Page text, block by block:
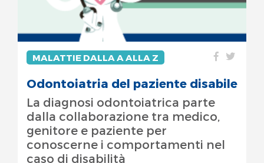
MALATTIE DALLA A ALLA Z
Odontoiatria del paziente disabile
La diagnosi odontoiatrica parte
dalla collaborazione tra medico,
genitore e paziente per
conoscerne i comportamenti nel
caso di disabilità